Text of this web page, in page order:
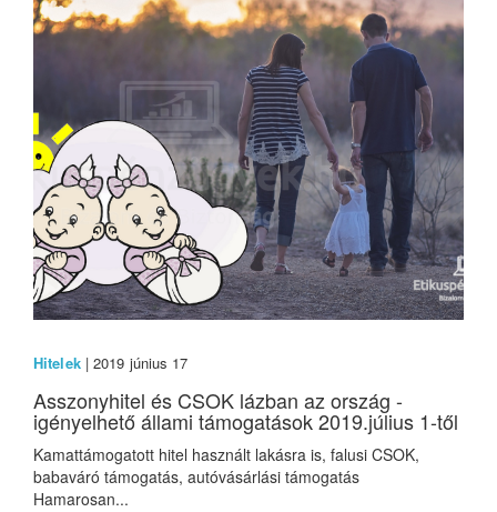
Hitelek| 2019 június 17
Asszonyhitel és CSOK lázban az ország -
igényelhető állami támogatások 2019.július 1-től
Kamattámogatott hitel használt lakásra is, falusi CSOK,
babaváró támogatás, autóvásárlási támogatás
Hamarosan...